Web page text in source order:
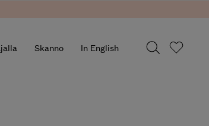
Skanno In English